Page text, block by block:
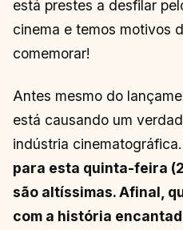
está prestes a desfilar
cinema e temos motivos
comemorar!
Antes mesmo do
está causando um
indústria cinematográfica.
para esta quinta-feira
são altíssimas. Afinal,
com a história